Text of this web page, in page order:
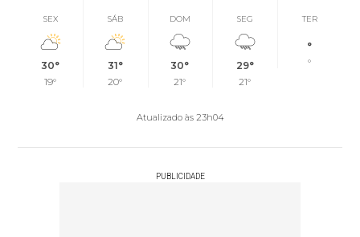
SEX
30°
19°
SÁB
31°
20°
DOM
30°
21°
SEG
29°
21°
TER
°
°
Atualizado às 23h04
PUBLICIDADE